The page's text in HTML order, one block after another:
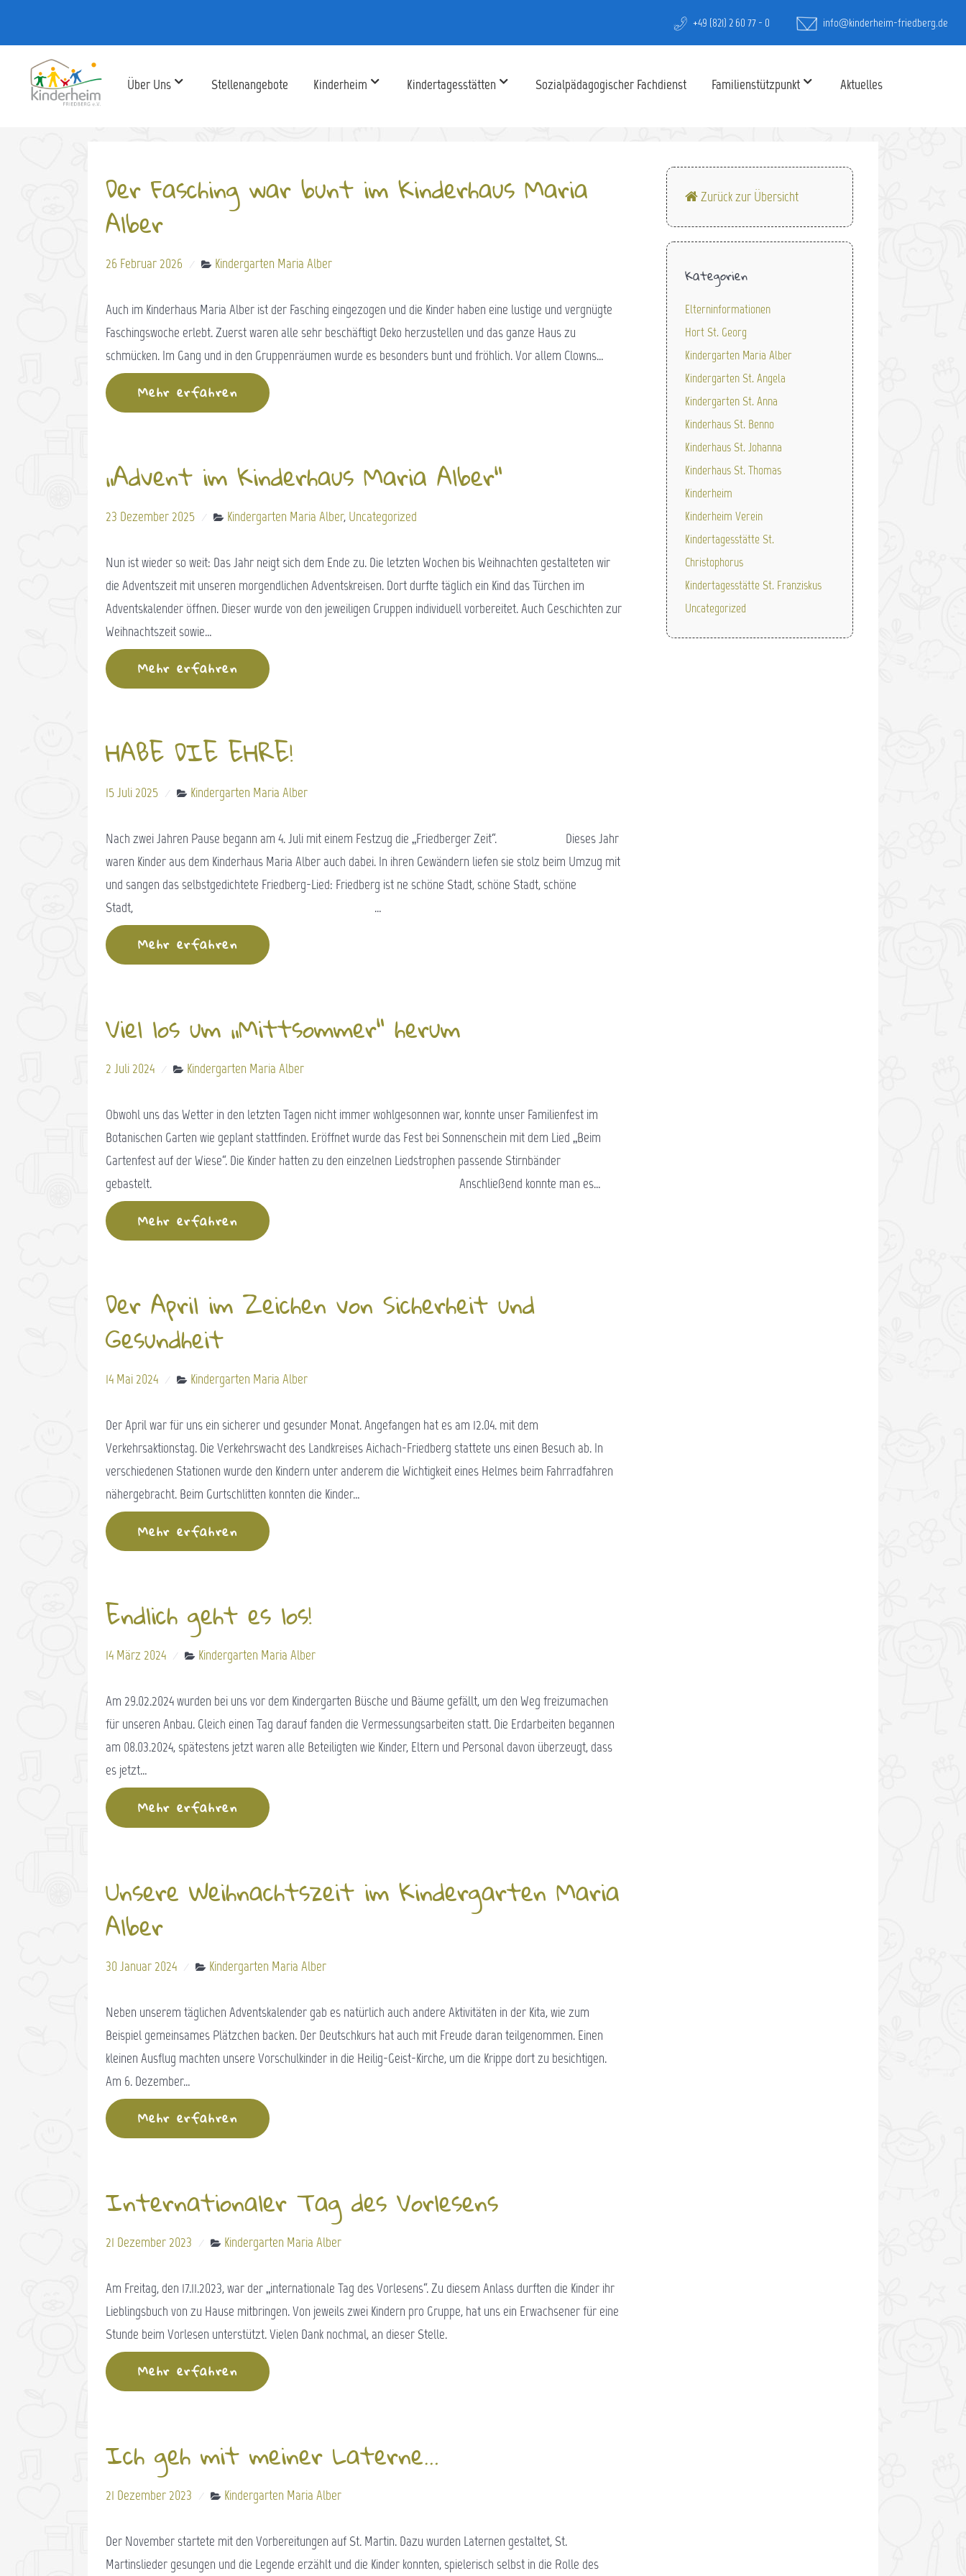
+49 (821) 2 60 77 - 0 info@kinderheim-friedberg.de
Über Uns Stellenangebote Kinderheim Kindertagesstätten Sozialpädagogischer Fachdienst Familienstützpunkt Aktuelles
Der Fasching war bunt im Kinderhaus Maria
Alber
26 Februar 2026 Kindergarten Maria Alber
Auch im Kinderhaus Maria Alber ist der Fasching eingezogen und die Kinder haben eine lustige und vergnügte
Faschingswoche erlebt. Zuerst waren alle sehr beschäftigt Deko herzustellen und das ganze Haus zu
schmücken. Im Gang und in den Gruppenräumen wurde es besonders bunt und fröhlich. Vor allem Clowns…
Mehr erfahren
„Advent im Kinderhaus Maria Alber“
23 Dezember 2025 Kindergarten Maria Alber, Uncategorized
Nun ist wieder so weit: Das Jahr neigt sich dem Ende zu. Die letzten Wochen bis Weihnachten gestalteten wir
die Adventszeit mit unseren morgendlichen Adventskreisen. Dort durfte täglich ein Kind das Türchen im
Adventskalender öffnen. Dieser wurde von den jeweiligen Gruppen individuell vorbereitet. Auch Geschichten zur
Weihnachtszeit sowie…
Mehr erfahren
HABE DIE EHRE!
15 Juli 2025 Kindergarten Maria Alber
Nach zwei Jahren Pause begann am 4. Juli mit einem Festzug die „Friedberger Zeit“. Dieses Jahr
waren Kinder aus dem Kinderhaus Maria Alber auch dabei. In ihren Gewändern liefen sie stolz beim Umzug mit
und sangen das selbstgedichtete Friedberg-Lied: Friedberg ist ne schöne Stadt, schöne Stadt, schöne
Stadt, …
Mehr erfahren
Viel los um „Mittsommer“ herum
2 Juli 2024 Kindergarten Maria Alber
Obwohl uns das Wetter in den letzten Tagen nicht immer wohlgesonnen war, konnte unser Familienfest im
Botanischen Garten wie geplant stattfinden. Eröffnet wurde das Fest bei Sonnenschein mit dem Lied „Beim
Gartenfest auf der Wiese“. Die Kinder hatten zu den einzelnen Liedstrophen passende Stirnbänder
gebastelt. Anschließend konnte man es…
Mehr erfahren
Der April im Zeichen von Sicherheit und
Gesundheit
14 Mai 2024 Kindergarten Maria Alber
Der April war für uns ein sicherer und gesunder Monat. Angefangen hat es am 12.04. mit dem
Verkehrsaktionstag. Die Verkehrswacht des Landkreises Aichach-Friedberg stattete uns einen Besuch ab. In
verschiedenen Stationen wurde den Kindern unter anderem die Wichtigkeit eines Helmes beim Fahrradfahren
nähergebracht. Beim Gurtschlitten konnten die Kinder…
Mehr erfahren
Endlich geht es los!
14 März 2024 Kindergarten Maria Alber
Am 29.02.2024 wurden bei uns vor dem Kindergarten Büsche und Bäume gefällt, um den Weg freizumachen
für unseren Anbau. Gleich einen Tag darauf fanden die Vermessungsarbeiten statt. Die Erdarbeiten begannen
am 08.03.2024, spätestens jetzt waren alle Beteiligten wie Kinder, Eltern und Personal davon überzeugt, dass
es jetzt…
Mehr erfahren
Unsere Weihnachtszeit im Kindergarten Maria
Alber
30 Januar 2024 Kindergarten Maria Alber
Neben unserem täglichen Adventskalender gab es natürlich auch andere Aktivitäten in der Kita, wie zum
Beispiel gemeinsames Plätzchen backen. Der Deutschkurs hat auch mit Freude daran teilgenommen. Einen
kleinen Ausflug machten unsere Vorschulkinder in die Heilig-Geist-Kirche, um die Krippe dort zu besichtigen.
Am 6. Dezember…
Mehr erfahren
Internationaler Tag des Vorlesens
21 Dezember 2023 Kindergarten Maria Alber
Am Freitag, den 17.11.2023, war der „internationale Tag des Vorlesens“. Zu diesem Anlass durften die Kinder ihr
Lieblingsbuch von zu Hause mitbringen. Von jeweils zwei Kindern pro Gruppe, hat uns ein Erwachsener für eine
Stunde beim Vorlesen unterstützt. Vielen Dank nochmal, an dieser Stelle.
Mehr erfahren
Ich geh mit meiner Laterne…
21 Dezember 2023 Kindergarten Maria Alber
Der November startete mit den Vorbereitungen auf St. Martin. Dazu wurden Laternen gestaltet, St.
Martinslieder gesungen und die Legende erzählt und die Kinder konnten, spielerisch selbst in die Rolle des
Zurück zur Übersicht
Kategorien
Elterninformationen
Hort St. Georg
Kindergarten Maria Alber
Kindergarten St. Angela
Kindergarten St. Anna
Kinderhaus St. Benno
Kinderhaus St. Johanna
Kinderhaus St. Thomas
Kinderheim
Kinderheim Verein
Kindertagesstätte St.
Christophorus
Kindertagesstätte St. Franziskus
Uncategorized